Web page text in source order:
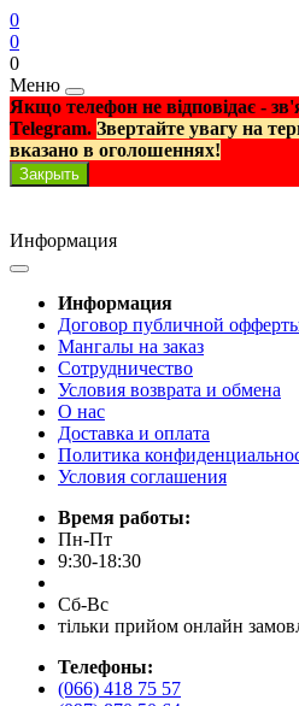
0
0
0
Меню
Якщо телефон не відповідає -
Telegram. Звертайте увагу на
вказано в оголошеннях!
Закрыть
Информация
Информация
Договор публичной
Мангалы на заказ
Сотрудничество
Условия возврата и обмена
О нас
Доставка и оплата
Политика
Условия соглашения
Время работы:
Пн-Пт
9:30-18:30
Сб-Вс
тільки прийом онлайн
Телефоны:
(066) 418 75 57